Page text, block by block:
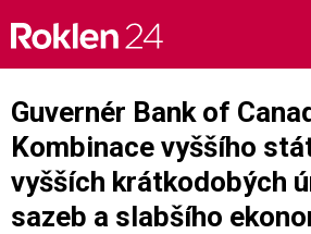
content
Guvernér Bank of
Kombinace vyššího
vyšších krátkodobých
sazeb a slabšího